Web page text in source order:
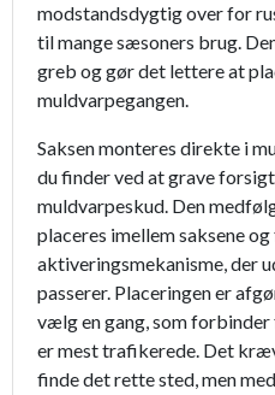
modstandsdygtig over for
til mange sæsoners brug.
greb og gør det lettere at
muldvarpegangen.
Saksen monteres direkte i
du finder ved at grave
muldvarpeskud. Den
placeres imellem saksene
aktiveringsmekanisme, der
passerer. Placeringen er
vælg en gang, som forbinder
er mest trafikerede. Det
finde det rette sted, men